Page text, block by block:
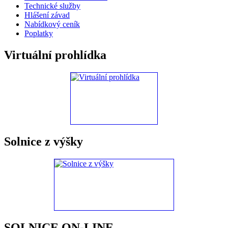
Technické služby
Hlášení závad
Nabídkový ceník
Poplatky
Virtuální prohlídka
Solnice z výšky